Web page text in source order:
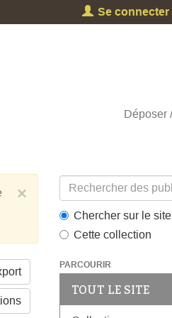
Se connecter
Déposer
×
Chercher sur le site
Cette collection
PARCOURIR
TOUT LE SITE